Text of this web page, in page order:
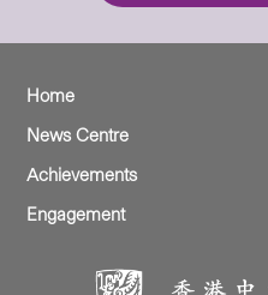
Home
News Centre
Achievements
Engagement